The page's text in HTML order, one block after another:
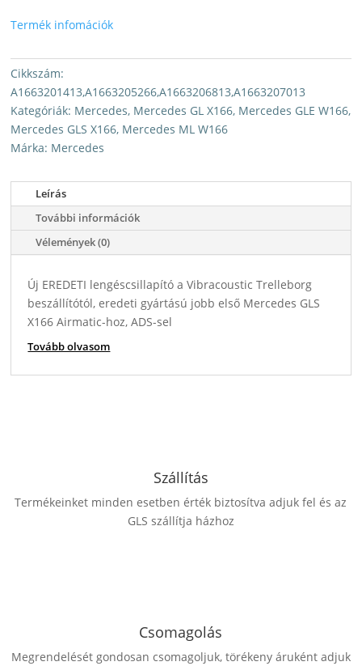
Termék infomációk
Cikkszám:
A1663201413,A1663205266,A1663206813,A1663207013
Kategóriák: Mercedes, Mercedes GL X166, Mercedes GLE W166,
Mercedes GLS X166, Mercedes ML W166
Márka: Mercedes
Leírás
További információk
Vélemények (0)
Új EREDETI lengéscsillapító a Vibracoustic Trelleborg
beszállítótól, eredeti gyártású jobb első Mercedes GLS
X166 Airmatic-hoz, ADS-sel
Tovább olvasom
Szállítás
Termékeinket minden esetben érték biztosítva adjuk fel és az
GLS szállítja házhoz
Csomagolás
Megrendelését gondosan csomagoljuk, törékeny áruként adjuk